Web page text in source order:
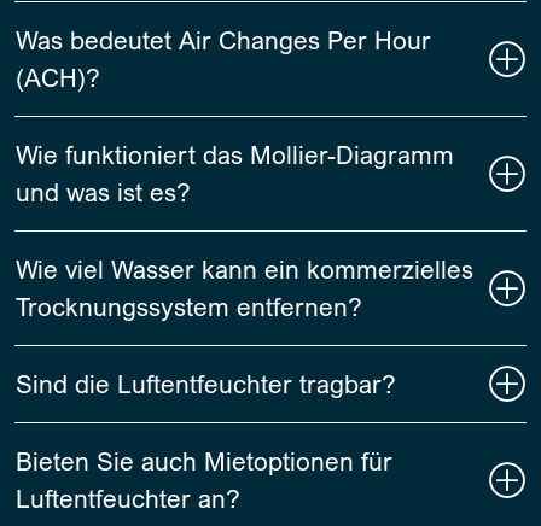
Was bedeutet Air Changes Per Hour
(ACH)?
Wie funktioniert das Mollier-Diagramm
und was ist es?
Wie viel Wasser kann ein kommerzielles
Trocknungssystem entfernen?
Sind die Luftentfeuchter tragbar?
Bieten Sie auch Mietoptionen für
Luftentfeuchter an?